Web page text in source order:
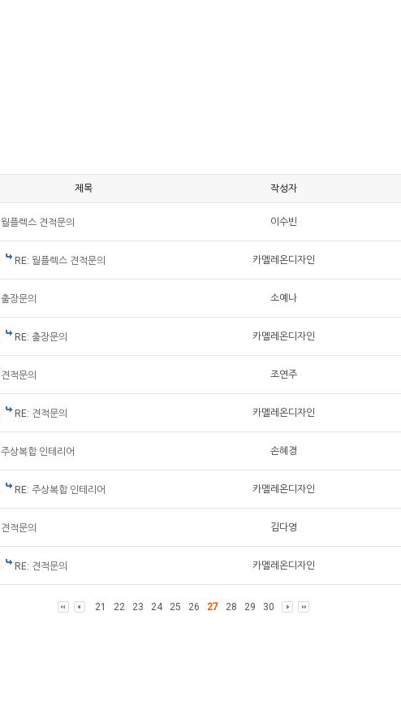
제목 작성자
월플렉스 견적문의 이수빈
RE: 월플렉스 견적문의 카멜레온디자인
출장문의 소예나
RE: 출장문의 카멜레온디자인
견적문의 조연주
RE: 견적문의 카멜레온디자인
주상복합 인테리어 손혜경
RE: 주상복합 인테리어 카멜레온디자인
견적문의 김다영
RE: 견적문의 카멜레온디자인
21 22 23 24 25 26 27 28 29 30